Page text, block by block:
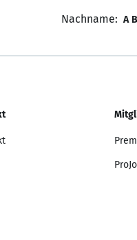
Nachname: A B